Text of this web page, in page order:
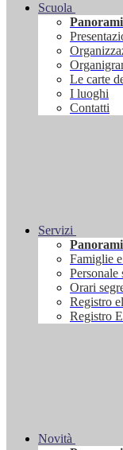
Scuola
Le carte
I luoghi
Contatti
Servizi
Famiglie
Personale
Orari
Registro
Registro
Novità